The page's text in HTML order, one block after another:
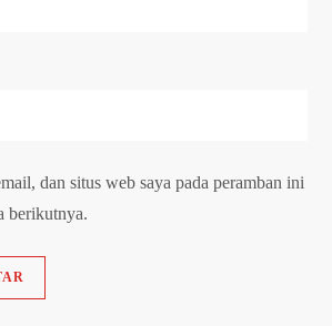
dan situs web saya pada peramban ini
berikutnya.